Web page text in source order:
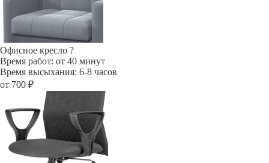
Офисное кресло ?
Время работ: от 40 минут
Время высыхания: 6-8 часов
от 700 ₽